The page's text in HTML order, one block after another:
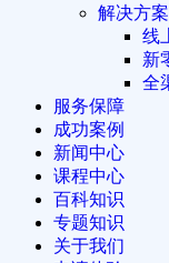
解决方案
线
新
全
服务保障
成功案例
新闻中心
课程中心
百科知识
专题知识
关于我们